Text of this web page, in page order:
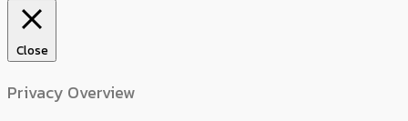
Close
Privacy Overview